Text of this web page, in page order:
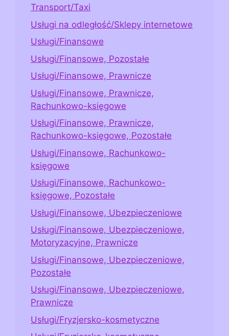
Transport/Taxi
Usługi na odległość/Sklepy internetowe
Usługi/Finansowe
Usługi/Finansowe, Pozostałe
Usługi/Finansowe, Prawnicze
Usługi/Finansowe, Prawnicze,
Rachunkowo-księgowe
Usługi/Finansowe, Prawnicze,
Rachunkowo-księgowe, Pozostałe
Usługi/Finansowe, Rachunkowo-
księgowe
Usługi/Finansowe, Rachunkowo-
księgowe, Pozostałe
Usługi/Finansowe, Ubezpieczeniowe
Usługi/Finansowe, Ubezpieczeniowe,
Motoryzacyjne, Prawnicze
Usługi/Finansowe, Ubezpieczeniowe,
Pozostałe
Usługi/Finansowe, Ubezpieczeniowe,
Prawnicze
Usługi/Fryzjersko-kosmetyczne